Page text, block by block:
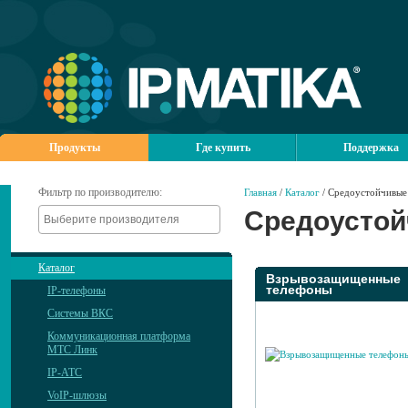
Продукты Где купить Поддержка
Фильтр по производителю:
Каталог
IP-телефоны
Системы ВКС
Коммуникационная платформа
МТС Линк
IP-АТС
VoIP-шлюзы
Главная / Каталог / Средоустойчивые
Взрывозащищенные
телефоны